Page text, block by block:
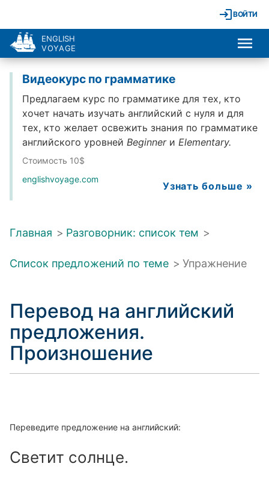
ВОЙТИ
ENGLISH
VOYAGE
Видеокурс по грамматике
Предлагаем курс по грамматике для тех, кто
хочет начать изучать английский с нуля и для
тех, кто желает освежить знания по грамматике
английского уровней Beginnerи Elementary.
Стоимость 10$
englishvoyage.com
Узнать больше »
Главная > Разговорник: список тем >
Список предложений по теме > Упражнение
Перевод на английский
предложения.
Произношение
Переведите предложение на английский:
Светит солнце.